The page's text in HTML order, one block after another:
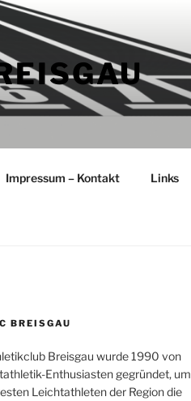
Impressum – Kontakt Links
BREISGAU
Breisgau wurde 1990 von
Enthusiasten gegründet, um
Leichtathleten der Region die